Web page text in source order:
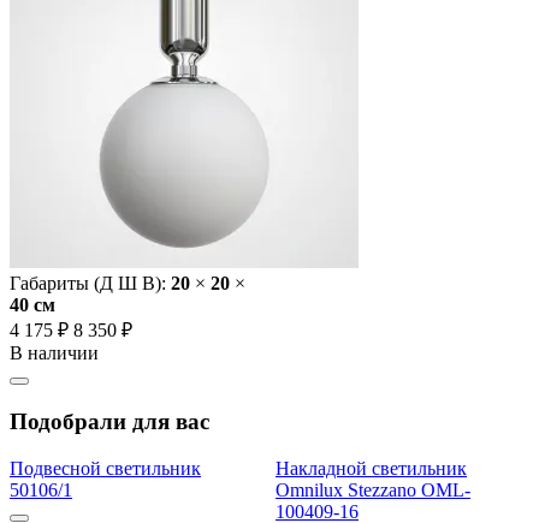
Габариты (Д Ш В): 20 × 20 ×
40 cм
4 175 ₽ 8 350 ₽
В наличии
Подобрали для вас
Подвесной светильник
50106/1
Накладной светильник
Omnilux Stezzano OML-
100409-16